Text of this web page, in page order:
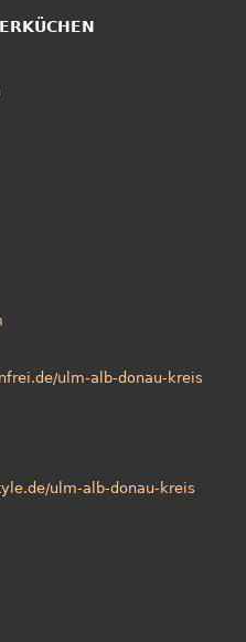
ulm-alb-donau-kreis
ulm-alb-donau-kreis